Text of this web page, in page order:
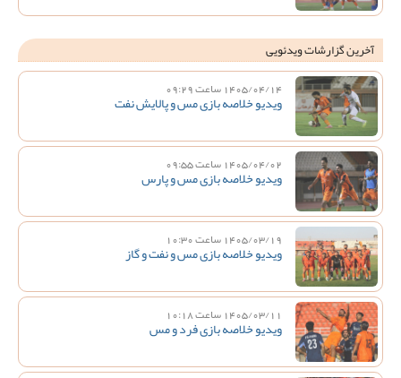
آخرین گزارشات ویدئویی
1405/04/14 ساعت 09:29
ویدیو خلاصه بازی مس و پالایش نفت
1405/04/02 ساعت 09:55
ویدیو خلاصه بازی مس و پارس
1405/03/19 ساعت 10:30
ویدیو خلاصه بازی مس و نفت و گاز
1405/03/11 ساعت 10:18
ویدیو خلاصه بازی فرد و مس